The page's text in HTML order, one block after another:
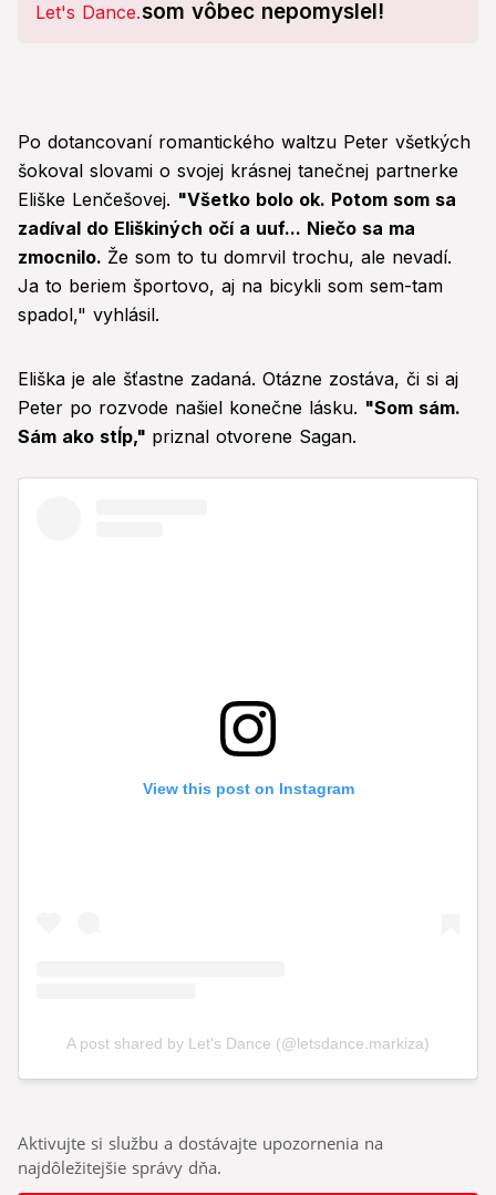
som vôbec nepomyslel!
Po dotancovaní romantického waltzu Peter všetkých
šokoval slovami o svojej krásnej tanečnej partnerke
Eliške Lenčešovej. "Všetko bolo ok. Potom som sa
zadíval do Eliškiných očí a uuf... Niečo sa ma
zmocnilo. Že som to tu domrvil trochu, ale nevadí.
Ja to beriem športovo, aj na bicykli som sem-tam
spadol," vyhlásil.
Eliška je ale šťastne zadaná. Otázne zostáva, či si aj
Peter po rozvode našiel konečne lásku. "Som sám.
Sám ako stĺp," priznal otvorene Sagan.
Aktivujte si službu a dostávajte upozornenia na
najdôležitejšie správy dňa.